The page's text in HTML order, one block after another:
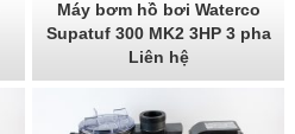
Máy bơm hồ bơi Waterco
Supatuf 300 MK2 3HP 3 pha
Liên hệ